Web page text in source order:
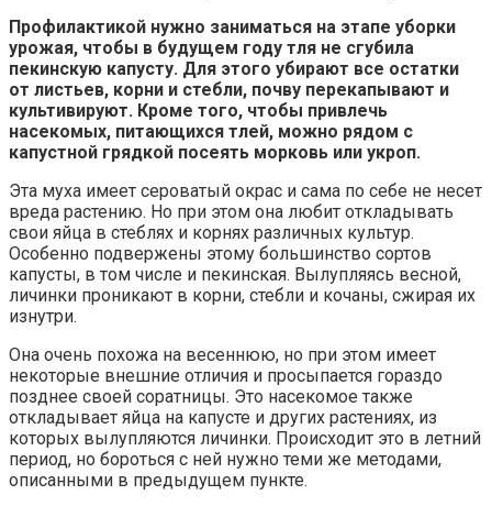
Профилактикой нужно заниматься на этапе уборки
урожая, чтобы в будущем году тля не сгубила
пекинскую капусту. Для этого убирают все остатки
от листьев, корни и стебли, почву перекапывают и
культивируют. Кроме того, чтобы привлечь
насекомых, питающихся тлей, можно рядом с
капустной грядкой посеять морковь или укроп.
Эта муха имеет сероватый окрас и сама по себе не несет
вреда растению. Но при этом она любит откладывать
свои яйца в стеблях и корнях различных культур.
Особенно подвержены этому большинство сортов
капусты, в том числе и пекинская. Вылупляясь весной,
личинки проникают в корни, стебли и кочаны, сжирая их
изнутри.
Она очень похожа на весеннюю, но при этом имеет
некоторые внешние отличия и просыпается гораздо
позднее своей соратницы. Это насекомое также
откладывает яйца на капусте и других растениях, из
которых вылупляются личинки. Происходит это в летний
период, но бороться с ней нужно теми же методами,
описанными в предыдущем пункте.